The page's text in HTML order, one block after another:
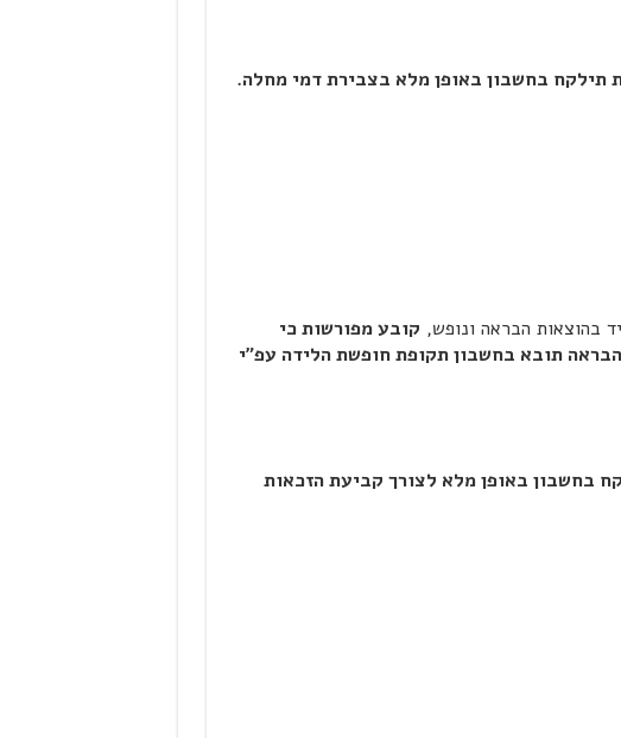
תילקח בחשבון באופן מלא בצבירת דמי מחלה.
קובע מפורשות כי
תובא בחשבון תקופת חופשת הלידה עפ"י
בחשבון באופן מלא לצורך קביעת הזכאות